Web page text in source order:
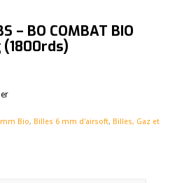
– BO COMBAT BIO
(1800rds)
Bio, Billes 6 mm d'airsoft, Billes, Gaz et